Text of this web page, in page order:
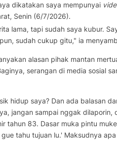
dikatakan saya mempunyai
Senin (6/7/2026).
lama, tapi sudah saya kubur.
sudah cukup gitu," ia
alasan pihak mantan
serangan di media sosial
hidup saya? Dan ada balasan
jangan sampai nggak
tahun 83. Dasar muka pintu
tahu tujuan lu.' Maksudnya